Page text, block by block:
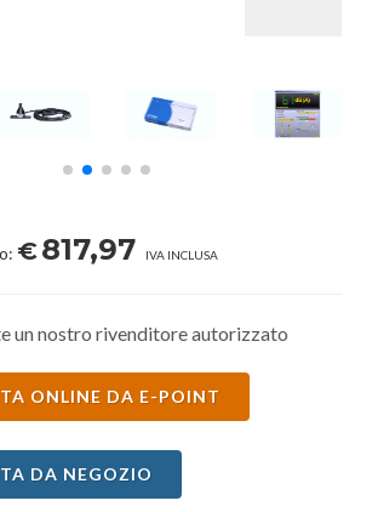
€817,97 IVA INCLUSA
un nostro rivenditore autorizzato
ONLINE DA E-POINT
DA NEGOZIO